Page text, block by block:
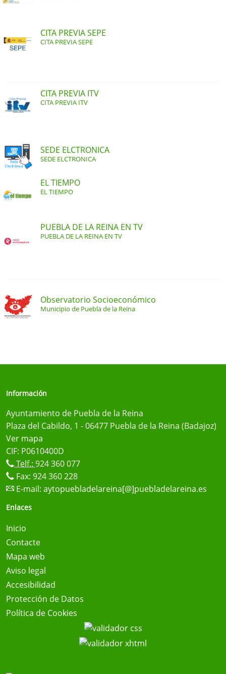
CITA PREVIA SEPE
CITA PREVIA SEPE
CITA PREVIA ITV
CITA PREVIA ITV
SEDE ELCTRONICA
SEDE ELCTRONICA
EL TIEMPO
EL TIEMPO
PUEBLA DE LA REINA EN TV
PUEBLA DE LA REINA EN TV
Observatorio Socioeconómico
Municipio de Puebla de la Reina
Información
Ayuntamiento de Puebla de la Reina
Plaza del Cabildo, 1 - 06477 Puebla de la Reina (Badajoz)
Ver mapa
CIF: P0610400D
Telf.: 924 360 077
Fax: 924 360 228
E-mail: aytopuebladelareina[@]puebladelareina.es
Enlaces
Inicio
Contacte
Mapa web
Aviso legal
Accesibilidad
Protección de Datos
Política de Cookies